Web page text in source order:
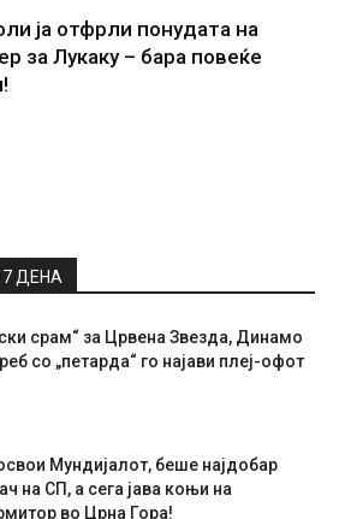
ја отфрли понудата на
за Лукаку – бара повеќе
ДЕНА
срам“ за Црвена Звезда, Динамо
со „петарда“ го најави плеј-офот
Мундијалот, беше најдобар
на СП, а сега јава коњи на
во Црна Гора!